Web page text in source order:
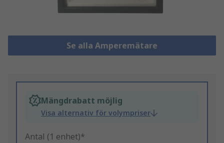
Se alla Amperemätare
Mängdrabatt möjlig
Visa alternativ för volympriser
Antal (1 enhet)*